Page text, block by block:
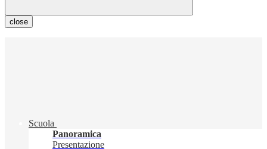
close
Scuola
Panoramica
Presentazione